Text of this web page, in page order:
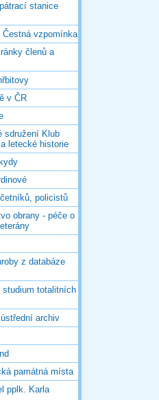
stanice
Čestná vzpomínka
členů a
v ČR
sdružení Klub
letecké historie
policistů
obrany - péče o
z databáze
studium totalitních
archiv
památná místa
pplk. Karla